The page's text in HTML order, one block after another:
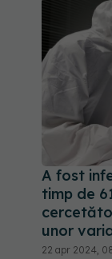
A fost
timp de
unor
22 apr 2024,